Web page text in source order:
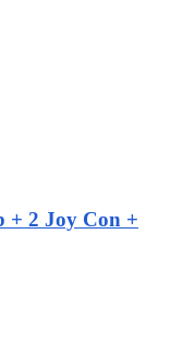
+ 2 Joy Con +